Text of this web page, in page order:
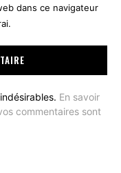
dans ce navigateur
En savoir
commentaires sont